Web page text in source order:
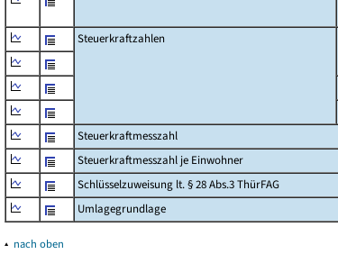
Steuerkraftzahlen
Steuerkraftmesszahl
Steuerkraftmesszahl je Einwohner
Schlüsselzuweisung lt. § 28 Abs.3 ThürFAG
Umlagegrundlage
▴ nach oben